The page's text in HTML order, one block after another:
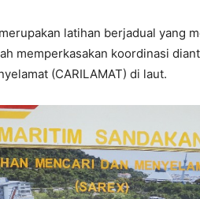
latihan berjadual yang
memperkasakan koordinasi
(CARILAMAT) di laut.